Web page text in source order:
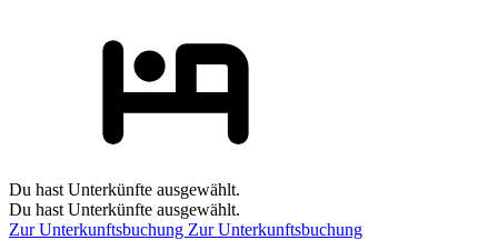
Du hast Unterkünfte ausgewählt.
Du hast Unterkünfte ausgewählt.
Zur Unterkunftsbuchung Zur Unterkunftsbuchung